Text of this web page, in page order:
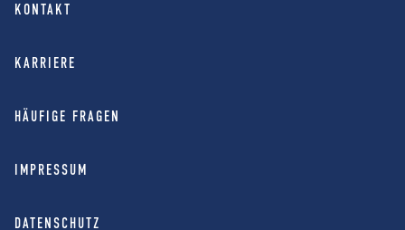
KONTAKT
KARRIERE
HÄUFIGE FRAGEN
IMPRESSUM
DATENSCHUTZ